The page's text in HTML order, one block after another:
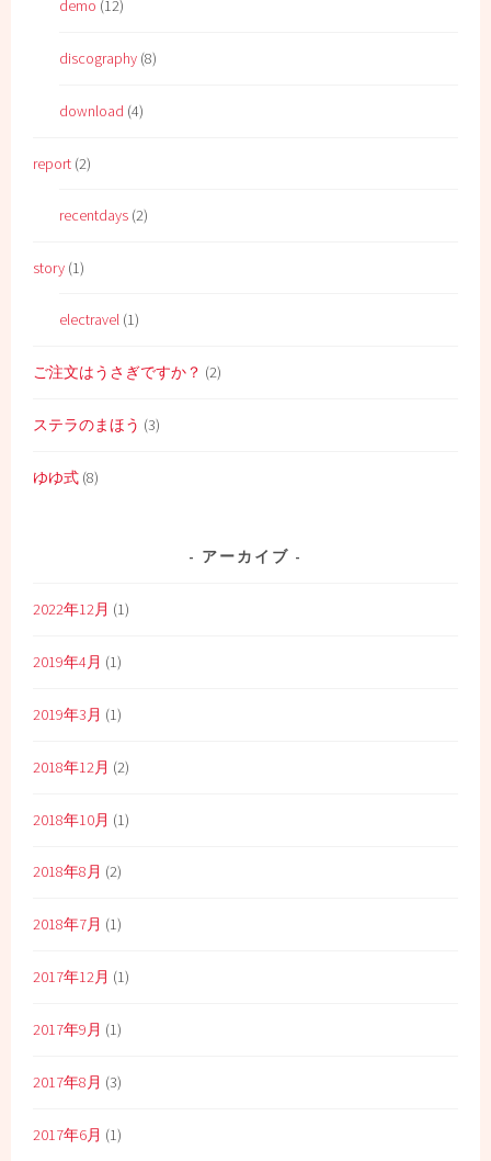
demo (12)
discography (8)
download (4)
report (2)
recentdays (2)
story (1)
electravel (1)
ご注文はうさぎですか？ (2)
ステラのまほう (3)
ゆゆ式 (8)
アーカイブ
2022年12月 (1)
2019年4月 (1)
2019年3月 (1)
2018年12月 (2)
2018年10月 (1)
2018年8月 (2)
2018年7月 (1)
2017年12月 (1)
2017年9月 (1)
2017年8月 (3)
2017年6月 (1)